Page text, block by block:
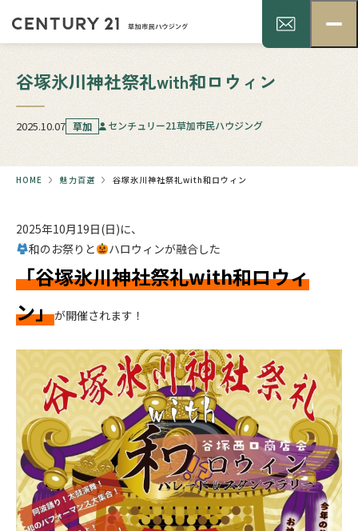
谷塚氷川神社祭礼with和ロウィン
2025.10.07 草加 センチュリー21草加市民ハウジング
HOME 魅力百選 谷塚氷川神社祭礼with和ロウィン
2025年10月19日(日)に、
和のお祭りと
ハロウィンが融合した
「谷塚氷川神社祭礼with和ロウィ
ン」が開催されます！